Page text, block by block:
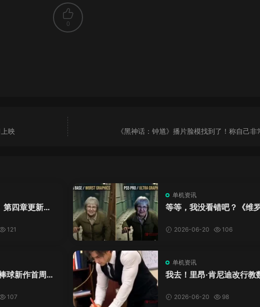
0
映 《黑神话：钟馗》播片脸模找到了！称自己非
第四章更新来
121
单机资讯
等等，我没看错吧？《维
加料？
2026-06-20 106
球新作首周十
107
单机资讯
我去！里昂·肯尼迪改行教
格！2026-06-20 98